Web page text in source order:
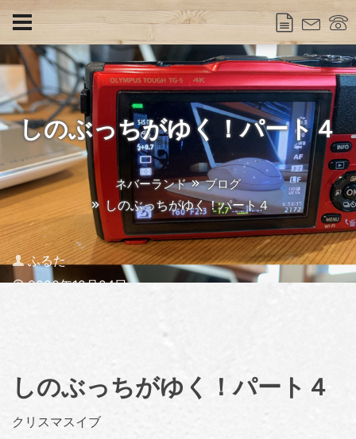
しのぶっちがゆく！パート４
ネバーランド ブログ
しのぶっちがゆく！パート４
Author
ふるた
Published
2020年12月24日
しのぶっちがゆく！パート４
クリスマスイブ